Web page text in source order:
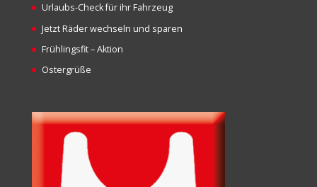
Urlaubs-Check für ihr Fahrzeug
Jetzt Räder wechseln und sparen
Frühlingsfit – Aktion
Ostergrüße